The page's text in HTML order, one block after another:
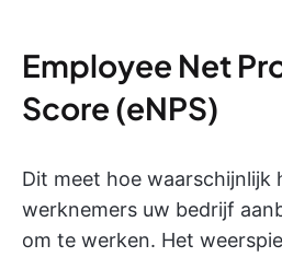
Employee Net
Score (eNPS)
Dit meet hoe waarschijnlijk
werknemers uw bedrijf
om te werken. Het